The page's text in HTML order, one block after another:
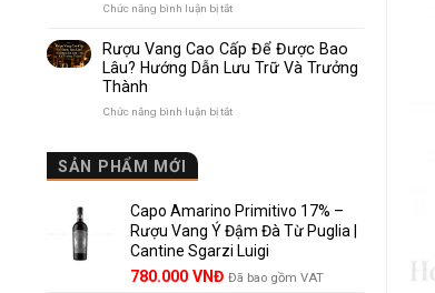
Dễ
Cho
Người
nhau
và
chọn
đáng
giá?
Chức năng bình luận bị tắtở
en
Bouteille
au
rượu
vang
Pháp
và
những
Rượu Vang Cao Cấp Để Được Bao
Lâu? Hướng Dẫn Lưu Trữ Và Trưởng
Thành
Chức năng bình luận bị tắtở
Được
Bao
Lâu?
Hướng
Dẫn
SẢN PHẨM MỚI
Capo Amarino Primitivo 17% –
Rượu Vang Ý Đậm Đà Từ Puglia |
Cantine Sgarzi Luigi
Giá
780.000 VNĐGiá
Đã bao gồm VAT